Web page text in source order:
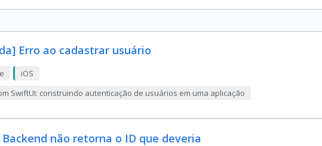
Erro ao cadastrar usuário
iOS
SwiftUI: construindo autenticação de usuários em uma aplicação
Backend não retorna o ID que deveria